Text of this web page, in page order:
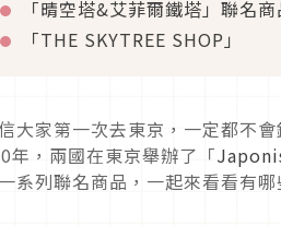
「晴空塔&艾菲爾鐵塔」聯名商
「THE SKYTREE SHOP」
大家第一次去東京，一定都不
年，兩國在東京舉辦了「
系列聯名商品，一起來看看有哪